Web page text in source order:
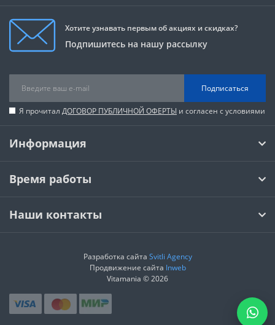
Хотите узнавать первым об акциях и скидках?
Подпишитесь на нашу рассылку
Подписаться
Я прочитал ДОГОВОР ПУБЛИЧНОЙ ОФЕРТЫ и согласен с условиями
Информация
Время работы
Наши контакты
Разработка сайта Svitli Agency
Продвижение сайта Inweb
Vitamania © 2026